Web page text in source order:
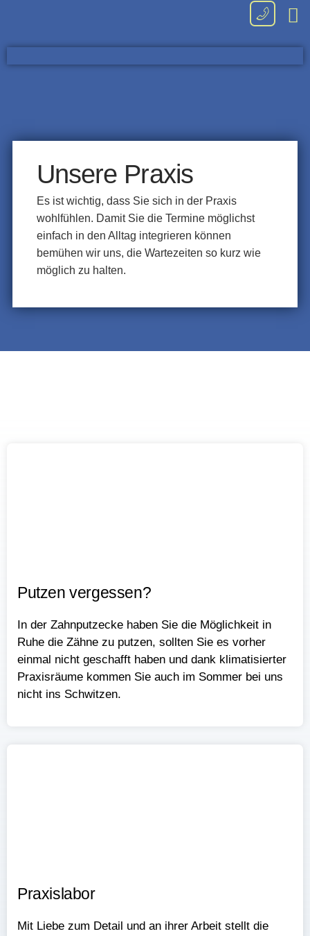
Unsere Praxis
Es ist wichtig, dass Sie sich in der Praxis
wohlfühlen. Damit Sie die Termine möglichst
einfach in den Alltag integrieren können
bemühen wir uns, die Wartezeiten so kurz wie
möglich zu halten.
Putzen vergessen?​​
In der Zahnputzecke haben Sie die Möglichkeit in
Ruhe die Zähne zu putzen, sollten Sie es vorher
einmal nicht geschafft haben und dank klimatisierter
Praxisräume kommen Sie auch im Sommer bei uns
nicht ins Schwitzen.
Praxislabor​​
Mit Liebe zum Detail und an ihrer Arbeit stellt die